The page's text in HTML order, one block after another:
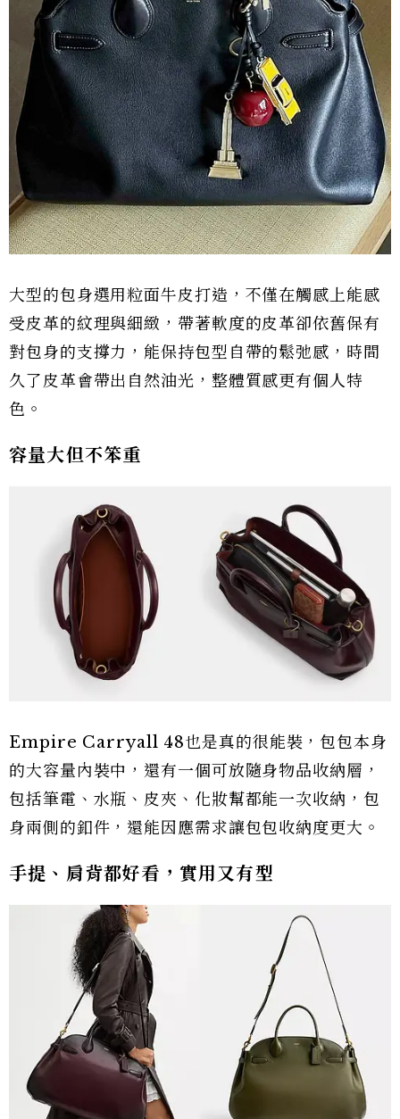
大型的包身選用粒面牛皮打造，不僅在觸感上能感
受皮革的紋理與細緻，帶著軟度的皮革卻依舊保有
對包身的支撐力，能保持包型自帶的鬆弛感，時間
久了皮革會帶出自然油光，整體質感更有個人特
色。
容量大但不笨重
Empire Carryall 48也是真的很能裝，包包本身
的大容量內裝中，還有一個可放隨身物品收納層，
包括筆電、水瓶、皮夾、化妝幫都能一次收納，包
身兩側的釦件，還能因應需求讓包包收納度更大。
手提、肩背都好看，實用又有型